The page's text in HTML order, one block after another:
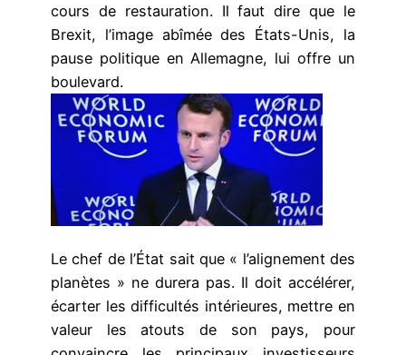
cours de restauration. Il faut dire que le
Brexit, l’image abîmée des États-Unis, la
pause politique en Allemagne, lui offre un
boulevard.
Le chef de l’État sait que « l’alignement des
planètes » ne durera pas. Il doit accélérer,
écarter les difficultés intérieures, mettre en
valeur les atouts de son pays, pour